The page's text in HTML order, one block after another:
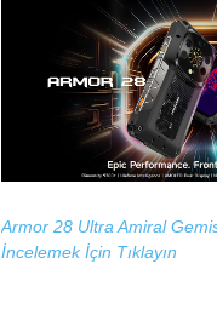
Armor 28 Ultra Amiral
İncelemek İçin Tıklayın